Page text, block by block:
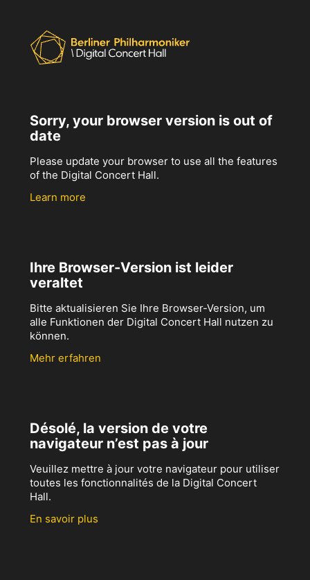
Sorry, your browser version is out of
date
Please update your browser to use all the features
of the Digital Concert Hall.
Learn more
Ihre Browser-Version ist leider
veraltet
Bitte aktualisieren Sie Ihre Browser-Version, um
alle Funktionen der Digital Concert Hall nutzen zu
können.
Mehr erfahren
Désolé, la version de votre
navigateur n’est pas à jour
Veuillez mettre à jour votre navigateur pour utiliser
toutes les fonctionnalités de la Digital Concert
Hall.
En savoir plus